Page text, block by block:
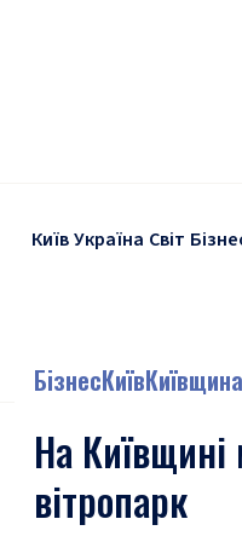
КиївУкраїна Світ
БізнесКиївКиївщина
На Київщині
вітропарк